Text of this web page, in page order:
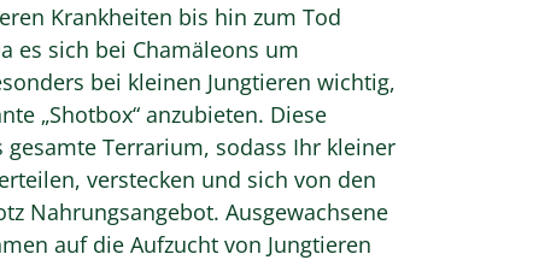
Krankheiten bis hin zum Tod
es sich bei Chamäleons um
bei kleinen Jungtieren wichtig,
„Shotbox“ anzubieten. Diese
Terrarium, sodass Ihr kleiner
verstecken und sich von den
Nahrungsangebot. Ausgewachsene
auf die Aufzucht von Jungtieren